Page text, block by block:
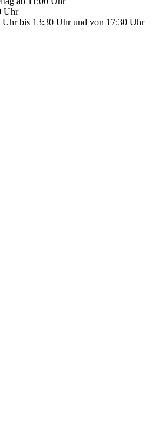
Uhr
bis 13:30 Uhr und von 17:30 Uhr